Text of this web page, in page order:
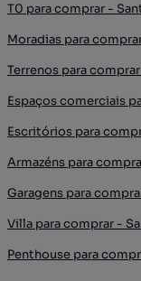
T0 para comprar -
Moradias para
Terrenos para
Espaços comerciais
Escritórios para
Armazéns para
Garagens para
Villa para comprar -
Penthouse para